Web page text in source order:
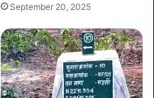
September 20, 2025